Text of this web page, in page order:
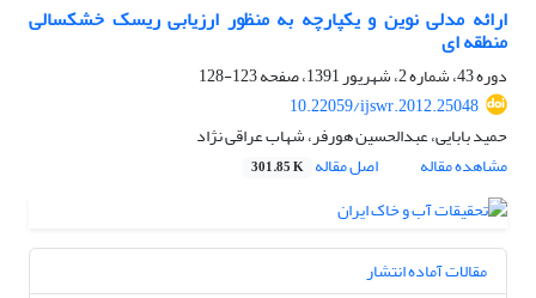
ارائه مدلی نوین و یکپارچه به منظور ارزیابی ریسک خشکسالی
منطقه ای
دوره 43، شماره 2، شهریور 1391، صفحه
123-128
10.22059/ijswr.2012.25048
حمید بابایی، عبدالحسین هورفر، شهاب عراقی نژاد
مشاهده مقاله
اصل مقاله 301.85 K
مقالات آماده انتشار